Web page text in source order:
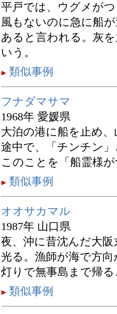
平戸では、ウグメが
風もないのに急に船
あると言われる。灰
いう。
類似事例
フナダマサマ
1968年 愛媛県
大泊の港に船を止め
途中で、「チンチン
このことを「船霊様
類似事例
オオサカマル
1987年 山口県
夜、沖に昔沈んだ大
光る。漁師が海で方
灯りで無事島まで帰
類似事例